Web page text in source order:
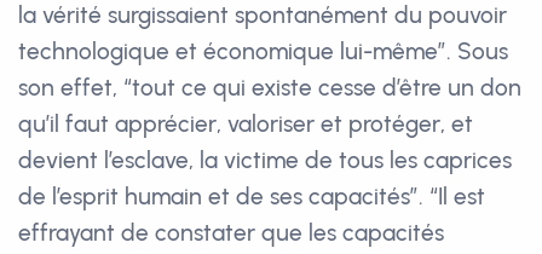
la vérité surgissaient spontanément du pouvoir
technologique et économique lui-même”. Sous
son effet, “tout ce qui existe cesse d’être un don
qu’il faut apprécier, valoriser et protéger, et
devient l’esclave, la victime de tous les caprices
de l’esprit humain et de ses capacités”. “Il est
effrayant de constater que les capacités